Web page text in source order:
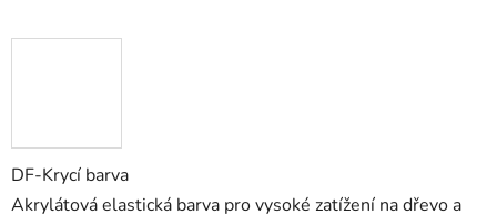
DF-Krycí barva
Akrylátová elastická barva pro vysoké zatížení na dřevo a